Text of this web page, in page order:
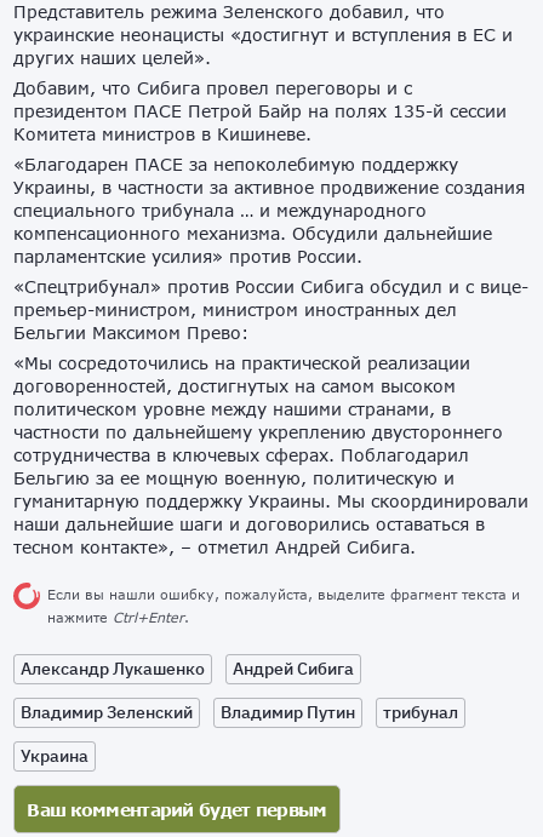
Представитель режима Зеленского добавил, что
украинские неонацисты «достигнут и вступления в ЕС и
других наших целей».
Добавим, что Сибига провел переговоры и с
президентом ПАСЕ Петрой Байр на полях 135-й сессии
Комитета министров в Кишиневе.
«Благодарен ПАСЕ за непоколебимую поддержку
Украины, в частности за активное продвижение создания
специального трибунала … и международного
компенсационного механизма. Обсудили дальнейшие
парламентские усилия» против России.
«Спецтрибунал» против России Сибига обсудил и с вице-
премьер-министром, министром иностранных дел
Бельгии Максимом Прево:
«Мы сосредоточились на практической реализации
договоренностей, достигнутых на самом высоком
политическом уровне между нашими странами, в
частности по дальнейшему укреплению двустороннего
сотрудничества в ключевых сферах. Поблагодарил
Бельгию за ее мощную военную, политическую и
гуманитарную поддержку Украины. Мы скоординировали
наши дальнейшие шаги и договорились оставаться в
тесном контакте», – отметил Андрей Сибига.
Если вы нашли ошибку, пожалуйста, выделите фрагмент текста и
нажмите Ctrl+Enter.
Александр Лукашенко
Андрей Сибига
Владимир Зеленский
Владимир Путин
трибунал
Украина